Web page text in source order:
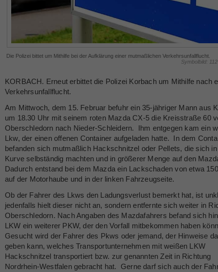
Die Polizei bittet um Mithilfe bei der Aufklärung einer mutmaßlichen Verkehrsunfallflucht.
Symbolbild:
KORBACH. Erneut erbittet die Polizei Korbach um Mithilfe nach
Verkehrsunfallflucht.
Am Mittwoch, dem 15. Februar befuhr ein 35-jähriger Mann aus
um 18.30 Uhr mit seinem roten Mazda CX-5 die Kreisstraße 60
Oberschledorn nach Nieder-Schleidern. Ihm entgegen kam ein
Lkw, der einen offenen Container aufgeladen hatte. In dem
befanden sich mutmaßlich Hackschnitzel oder Pellets, die sich
Kurve selbständig machten und in größerer Menge auf den
Dadurch entstand bei dem Mazda ein Lackschaden von etwa
auf der Motorhaube und in der linken Fahrzeugseite.
Ob der Fahrer des Lkws den Ladungsverlust bemerkt hat, ist
jedenfalls hielt dieser nicht an, sondern entfernte sich weiter in
Oberschledorn. Nach Angaben des Mazdafahrers befand sich
LKW ein weiterer PKW, der den Vorfall mitbekommen haben
Gesucht wird der Fahrer des Pkws oder jemand, der Hinweise
geben kann, welches Transportunternehmen mit weißen LKW
Hackschnitzel transportiert bzw. zur genannten Zeit in Richtung
Nordrhein-Westfalen gebracht hat. Gerne darf sich auch der